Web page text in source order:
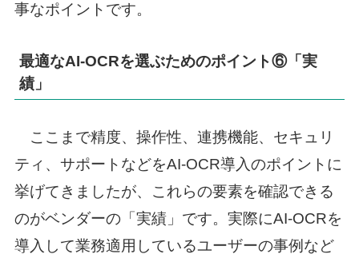
事なポイントです。
最適なAI-OCRを選ぶためのポイント⑥「実
績」
ここまで精度、操作性、連携機能、セキュリ
ティ、サポートなどをAI-OCR導入のポイントに
挙げてきましたが、これらの要素を確認できる
のがベンダーの「実績」です。実際にAI-OCRを
導入して業務適用しているユーザーの事例など